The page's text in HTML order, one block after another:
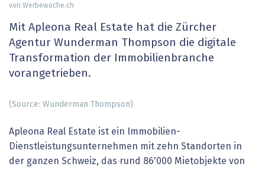
von Werbewoche.ch
Mit Apleona Real Estate hat die Zürcher
Agentur Wunderman Thompson die digitale
Transformation der Immobilienbranche
vorangetrieben.
(Source: Wunderman Thompson)
Apleona Real Estate ist ein Immobilien-
Dienstleistungsunternehmen mit zehn Standorten in
der ganzen Schweiz, das rund 86'000 Mietobjekte von